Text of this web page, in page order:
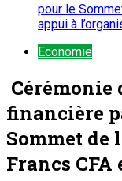
pour le
appui à
Economie
Cérémonie
financière
Sommet de
Francs CFA